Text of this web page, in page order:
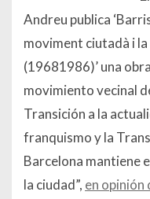
Andreu publica
moviment ciutadà i
(1968­1986)’ una
movimiento vecinal
Transición a la
franquismo y la
Barcelona mantiene
la ciudad”, en opinión